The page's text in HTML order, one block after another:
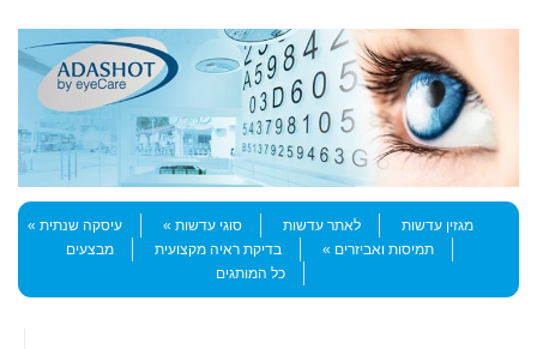
Menu
Skip to content
מגזין עדשות
לאתר עדשות סוגי עדשות
עיסקה שנתית
תמיסות ואביזרים
בדיקת ראיה מקצועית
מבצעים
כל המותגים